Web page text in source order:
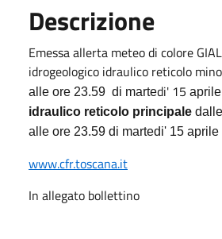
Descrizione
Emessa allerta meteo di colore
idrogeologico idraulico reticolo
alle ore 23.59 di martedi' 15
idraulico reticolo principale
alle ore 23.59 di martedi' 15 aprile
www.cfr.toscana.it
In allegato bollettino